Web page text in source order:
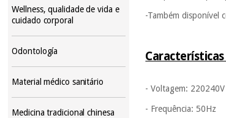
Wellness, qualidade de vida e
cuidado corporal
Odontología
Material médico sanitário
Medicina tradicional chinesa
-Também disponível
- Voltagem: 220240V
- Frequência: 50Hz